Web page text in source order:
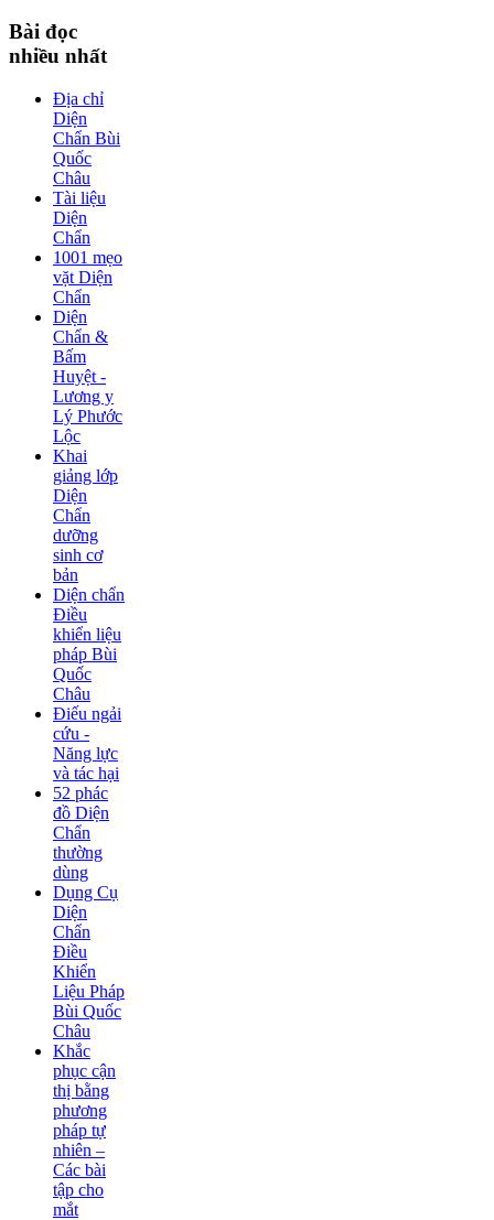
Bài đọc
nhiều nhất
Địa chỉ
Diện
Chẩn Bùi
Quốc
Châu
Tài liệu
Diện
Chẩn
1001 mẹo
vặt Diện
Chẩn
Diện
Chẩn &
Bấm
Huyệt -
Lương y
Lý Phước
Lộc
Khai
giảng lớp
Diện
Chẩn
dưỡng
sinh cơ
bản
Diện chẩn
Điều
khiển liệu
pháp Bùi
Quốc
Châu
Điếu ngải
cứu -
Năng lực
và tác hại
52 phác
đồ Diện
Chẩn
thường
dùng
Dụng Cụ
Diện
Chẩn
Điều
Khiển
Liệu Pháp
Bùi Quốc
Châu
Khắc
phục cận
thị bằng
phương
pháp tự
nhiên –
Các bài
tập cho
mắt